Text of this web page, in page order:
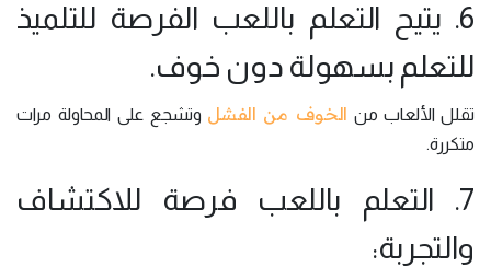
6. يتيح التعلم باللعب الفرصة للتلميذ
للتعلم بسهولة دون خوف.
تقلل الألعاب من الخوف من الفشل وتشجع على المحاولة مرات
متكررة.
7. التعلم باللعب فرصة للاكتشاف
والتجربة: